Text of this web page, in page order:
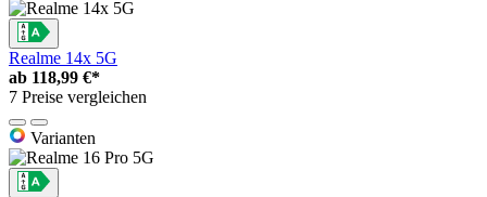
Realme 14x 5G
ab 118,99 €*
7 Preise vergleichen
Varianten